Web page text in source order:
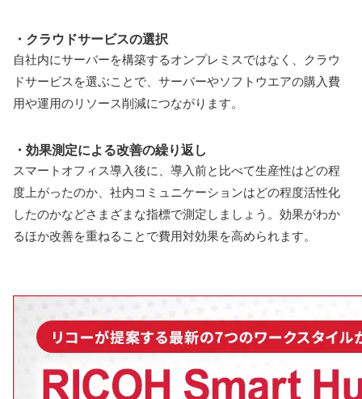
・クラウドサービスの選択
自社内にサーバーを構築するオンプレミスではなく、クラウ
ドサービスを選ぶことで、サーバーやソフトウエアの購入費
用や運用のリソース削減につながります。
・効果測定による改善の繰り返し
スマートオフィス導入後に、導入前と比べて生産性はどの程
度上がったのか、社内コミュニケーションはどの程度活性化
したのかなどさまざまな指標で測定しましょう。効果がわか
るほか改善を重ねることで費用対効果を高められます。